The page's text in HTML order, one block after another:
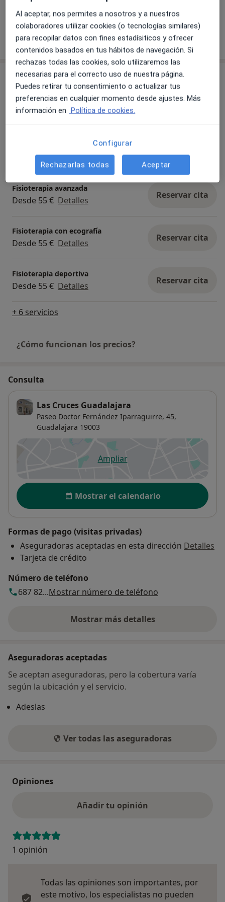
Presencial Ver direcciones (1)
Mostrar más detalles
sobre la experiencia
Servicios y precios
Visita Fisioterapia
30 € - 55 € Detalles Reservar cita
Consulta de pacientes con dolor
Desde 55 € Detalles
Fisioterapia avanzada
Desde 55 € Detalles Reservar cita
Fisioterapia con ecografía
Desde 55 € Detalles Reservar cita
Fisioterapia deportiva
Desde 55 € Detalles Reservar cita
+ 6 servicios
¿Cómo funcionan los precios?
Consulta
Las Cruces Guadalajara
Paseo Doctor Fernández Iparraguirre, 45,
Guadalajara 19003
Ampliarse abre en una nueva
Disponibilidad
Mostrar el calendario
Formas de pago (visitas privadas)
Aseguradoras aceptadas en esta dirección Detalles
Tarjeta de crédito
Número de teléfono
687 82...Mostrar número de teléfono
Mostrar más detalles
sobre la dirección
Aseguradoras aceptadas
Se aceptan aseguradoras, pero la cobertura varía
según la ubicación y el servicio.
Adeslas
Ver todas las aseguradoras
Opiniones
Añadir tu opinión
1 opinión
Todas las opiniones son importantes, por
este motivo, los especialistas no pueden
Al aceptar, nos permites a nosotros y a nuestros
colaboradores utilizar cookies (o tecnologías similares)
para recopilar datos con fines estadísiticos y ofrecer
contenidos basados en tus hábitos de navegación. Si
rechazas todas las cookies, solo utilizaremos las
necesarias para el correcto uso de nuestra página.
Puedes retirar tu consentimiento o actualizar tus
preferencias en cualquier momento desde ajustes. Más
información en Política de cookies.
Configurar
Rechazarlas todas Aceptar